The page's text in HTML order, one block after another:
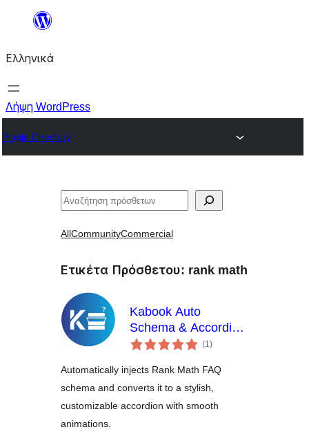
Μετάβαση
περιεχόμενο
Ελληνικά
Λήψη WordPress
Plugin Directory
Αναζήτηση
AllCommunityCommercial
Ετικέτα Πρόσθετου: rank math
Kabook Auto
Schema & Accordion
for Rank Math
(1αξιολογήσεις
σύνολο
)
Automatically injects Rank Math FAQ
schema and converts it to a stylish,
customizable accordion with smooth
animations.